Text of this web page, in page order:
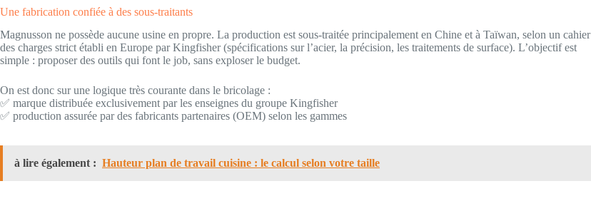
Une fabrication confiée à des sous-traitants
Magnusson ne possède aucune usine en propre. La production est sous-traitée principalement en Chine et à Taïwan, selon un cahier
des charges strict établi en Europe par Kingfisher (spécifications sur l’acier, la précision, les traitements de surface). L’objectif est
simple : proposer des outils qui font le job, sans exploser le budget.
On est donc sur une logique très courante dans le bricolage :
✅ marque distribuée exclusivement par les enseignes du groupe Kingfisher
✅ production assurée par des fabricants partenaires (OEM) selon les gammes
à lire également : Hauteur plan de travail cuisine : le calcul selon votre taille